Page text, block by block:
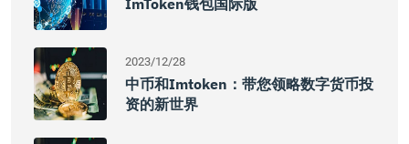
ImToken钱包国际版
2023/12/28
中币和imtoken：带您领略数字货币投
资的新世界